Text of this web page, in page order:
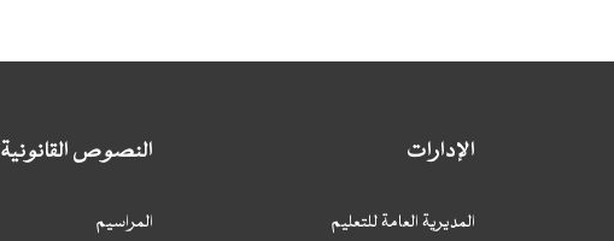
النصوص القانونية
المراسيم
الإدارات
المديرية العامة للتعليم